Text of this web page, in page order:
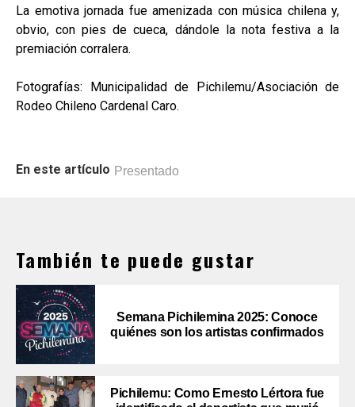
La emotiva jornada fue amenizada con música chilena y,
obvio, con pies de cueca, dándole la nota festiva a la
premiación corralera.
Fotografías: Municipalidad de Pichilemu/Asociación de
Rodeo Chileno Cardenal Caro.
En este artículo Presentado
También te puede gustar
Semana Pichilemina 2025: Conoce
quiénes son los artistas confirmados
Pichilemu: Como Ernesto Lértora fue